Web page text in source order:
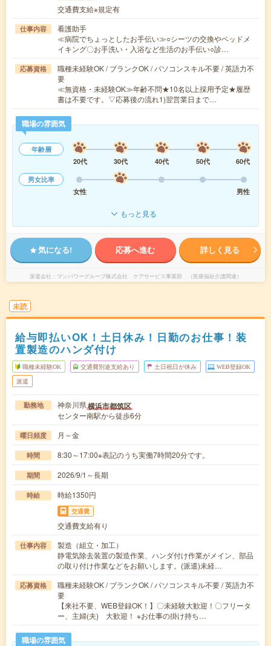
交通費支給※規定有
仕事内容
看護助手
≪病院でちょっとしたお手伝い≫○シーツの交換やベッドメ
イキング〇お手洗い・入浴など生活のお手伝い○診…
応募資格
職種未経験OK / ブランクOK / パソコンスキル不要 / 英語力不
要
≪無資格・未経験OK≫年齢不問★10名以上採用予定★履歴
書は不要です。▽応募後の流れ1)翌営業日まで…
職場の雰囲気
年齢層
20代
30代 40代 50代
60代
男女比率
女性
男性
もっと見る
気になる! 応募へ進む 詳しく見る
派遣会社 マンパワーグループ株式会社 ケアサービス事業部 （医療福祉介護関連）
未読
給与即払いOK！土日休み！日勤のお仕事！装
置製造のハンダ付け
職種未経験OK 交通費別途支給あり 土日祝日が休み WEB登録OK
派遣
勤務地 神奈川県横浜市都筑区
センター南駅から徒歩6分
曜日頻度 月～金
時間 8:30～17:00※表記のうち実働7時間20分です。
期間 2026/9/1～長期
時給 時給1350円
交通費
交通費支給有り
仕事内容
製造（組立・加工）
静電気除去装置の製造作業、ハンダ付け作業がメイン、部品
の取り付け作業などをお願いします。(派遣)未経…
応募資格
職種未経験OK / ブランクOK / パソコンスキル不要 / 英語力不
要
【来社不要、WEB登録OK！】〇未経験大歓迎！〇フリータ
ー、主婦(夫) 大歓迎！ ※お仕事の掛け持ち…
職場の雰囲気